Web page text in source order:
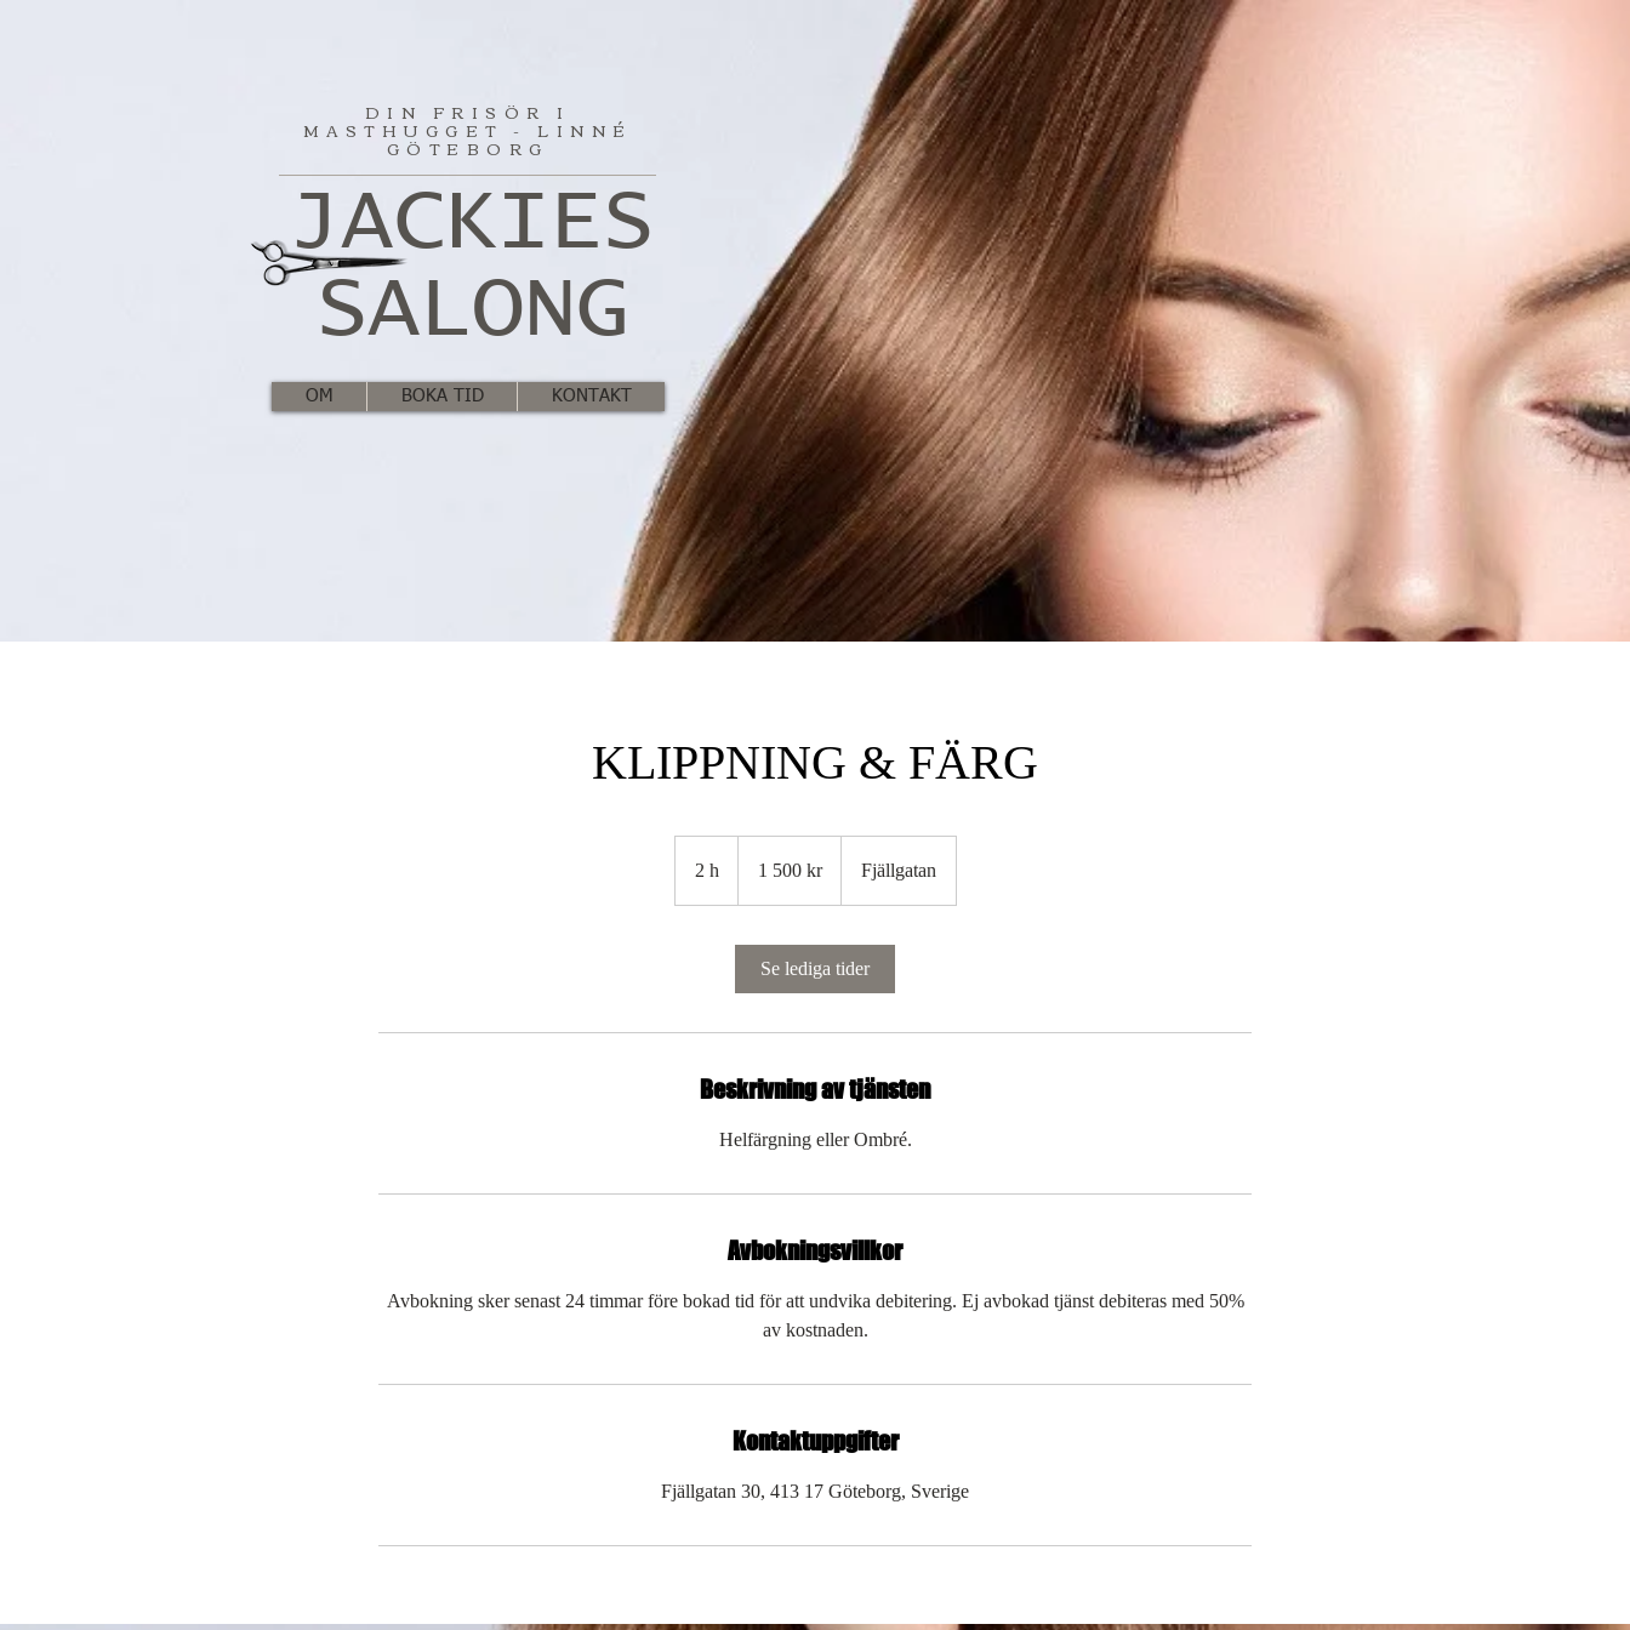
DIN FRISÖR I
MASTHUGGET - LINNÉ
GÖTEBORG
JACKIES
SALONG
OM BOKA TID KONTAKT
KLIPPNING & FÄRG
2 h
kronor1 500 kr Fjällgatan
Se lediga tider
Beskrivning av tjänsten
Helfärgning eller Ombré.
Avbokningsvillkor
Avbokning sker senast 24 timmar före bokad tid för att undvika debitering. Ej avbokad tjänst debiteras med 50%
av kostnaden.
Kontaktuppgifter
Fjällgatan 30, 413 17 Göteborg, Sverige